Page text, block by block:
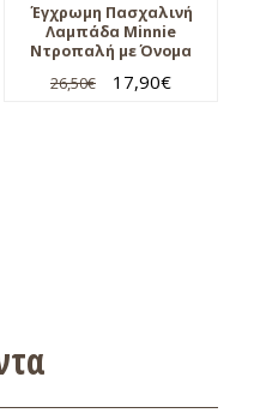
Έγχρωμη Πασχαλινή
Λαμπάδα Minnie
Ντροπαλή με Όνομα
26,50€ 17,90€